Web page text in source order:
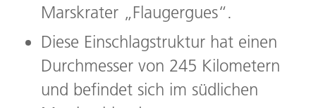
Marskrater „Flaugergues“.
Diese Einschlagstruktur hat einen
Durchmesser von 245 Kilometern
und befindet sich im südlichen